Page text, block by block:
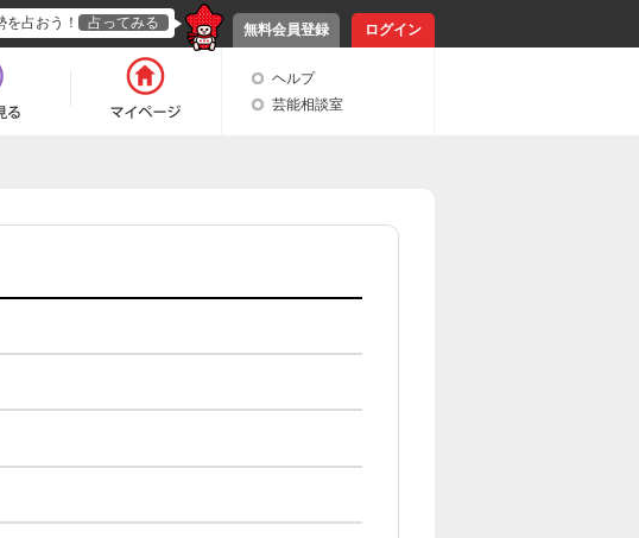
無料会員登録 ログイン
占おう！ 占ってみる
ヘルプ
芸能相談室